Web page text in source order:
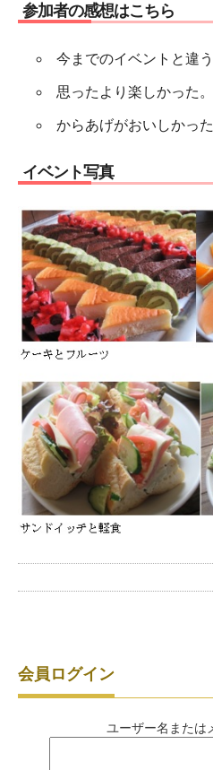
参加者の感想はこちら
今までのイベントと違
思ったより楽しかった。
からあげがおいしかった
イベント写真
会員ログイン
ユーザー名または